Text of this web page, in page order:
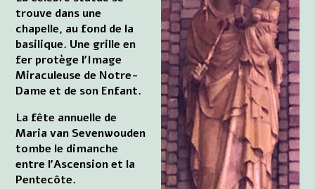
trouve dans une
chapelle, au fond de la
basilique. Une grille en
fer protège l'Image
Miraculeuse de Notre-
Dame et de son Enfant.
La fête annuelle de
Maria van Sevenwouden
tombe le dimanche
entre l'Ascension et la
Pentecôte.